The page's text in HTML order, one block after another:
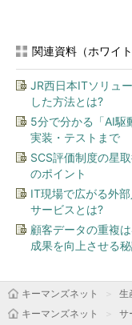
関連資料（ホワイト
JR西日本ITソリュ
した方法とは?
5分で分かる「AI駆
実装・テストまで
SCS評価制度の星
のポイント
IT現場で広がる外
サービスとは?
顧客データの重複
成果を向上させる
キーマンズネット 生
キーマンズネット
サ